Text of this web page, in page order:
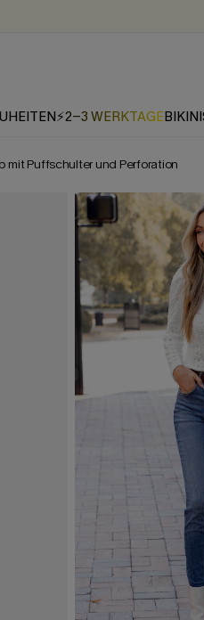
⚡2-3 WERKTAGE
mit Puffschulter und Perforation